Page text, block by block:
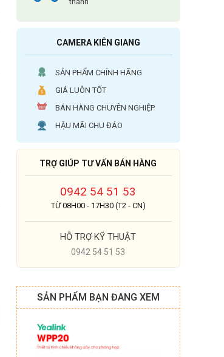
CAMERA KIÊN GIANG
SẢN PHẨM CHÍNH HÃNG
GIÁ LUÔN TỐT
BÁN HÀNG CHUYÊN NGHIỆP
HẬU MÃI CHU ĐÁO
TRỢ GIÚP TƯ VẤN BÁN HÀNG
0942 54 51 53
TỪ 08H00 - 17H30 (T2 - CN)
HỖ TRỢ KỸ THUẬT
0942 54 51 53
SẢN PHẨM BẠN ĐANG XEM